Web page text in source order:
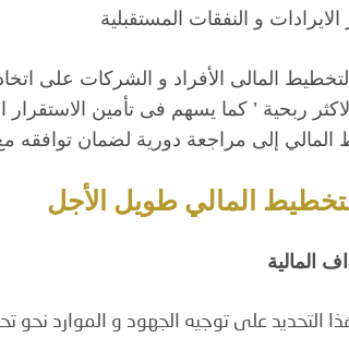
الايرادات و النفقات المستقبلية
المالى الأفراد و الشركات على
ربحية ’ كما يسهم فى تأمين الاستقرار
المالي إلى مراجعة دورية لضمان توافقه
المالي طويل الأجل
التحديد على توجيه الجهود و الموارد نحو